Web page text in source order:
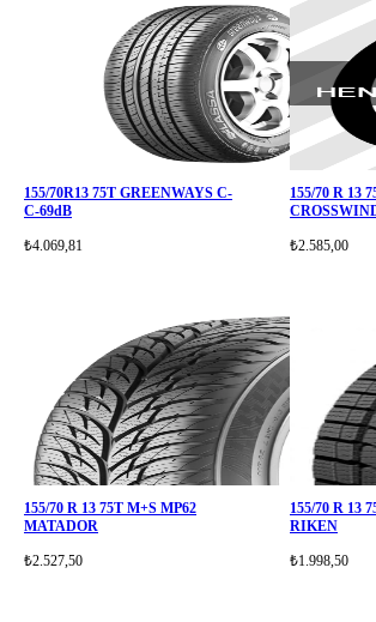
155/70R13 75T GREENWAYS C-
C-69dB
₺4.069,81
155/70 R 13
₺2.585,00
155/70 R 13 75T M+S MP62
MATADOR
₺2.527,50
155/70 R 13
RIKEN
₺1.998,50